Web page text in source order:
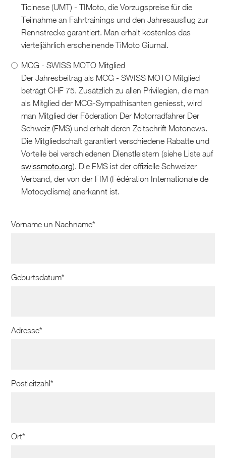
Ticinese (UMT) - TIMoto, die Vorzugspreise für die
Teilnahme an Fahrtrainings und den Jahresausflug zur
Rennstrecke garantiert. Man erhält kostenlos das
vierteljährlich erscheinende TiMoto Giurnal.
MCG - SWISS MOTO Mitglied
Der Jahresbeitrag als MCG - SWISS MOTO Mitglied
beträgt CHF 75. Zusätzlich zu allen Privilegien, die man
als Mitglied der MCG-Sympathisanten geniesst, wird
man Mitglied der Föderation Der Motorradfahrer Der
Schweiz (FMS) und erhält deren Zeitschrift Motonews.
Die Mitgliedschaft garantiert verschiedene Rabatte und
Vorteile bei verschiedenen Dienstleistern (siehe Liste auf
swissmoto.org). Die FMS ist der offizielle Schweizer
Verband, der von der FIM (Fédération Internationale de
Motocyclisme) anerkannt ist.
Vorname un Nachname*
Geburtsdatum*
Adresse*
Postleitzahl*
Ort*